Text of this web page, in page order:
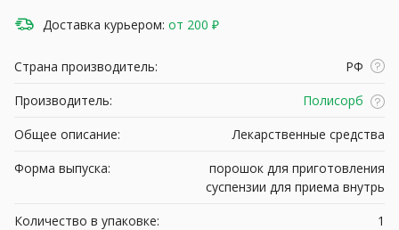
Доставка курьером: от 200 ₽
Страна производитель:
РФ
Производитель:
Полисорб
Общее описание:
Лекарственные средства
Форма выпуска:
порошок для приготовления
суспензии для приема внутрь
Количество в упаковке:
1